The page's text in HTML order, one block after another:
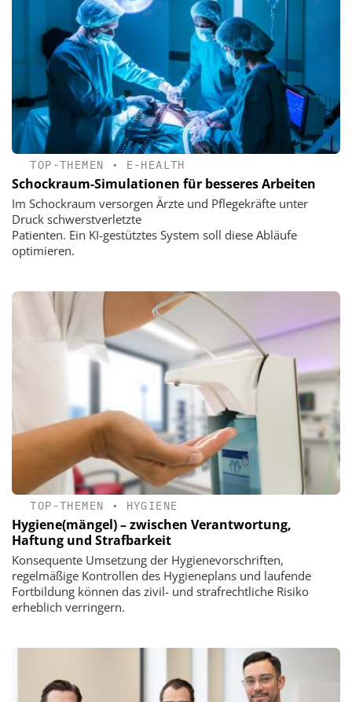
TOP-THEMEN • E-HEALTH
Schockraum-Simulationen für besseres Arbeiten
Im Schockraum versorgen Ärzte und Pflegekräfte unter
Druck schwerstverletzte
Patienten. Ein KI-gestütztes System soll diese Abläufe
optimieren.
TOP-THEMEN • HYGIENE
Hygiene(mängel) – zwischen Verantwortung,
Haftung und Strafbarkeit
Konsequente Umsetzung der Hygienevorschriften,
regelmäßige Kontrollen des Hygieneplans und laufende
Fortbildung können das zivil- und strafrechtliche Risiko
erheblich verringern.